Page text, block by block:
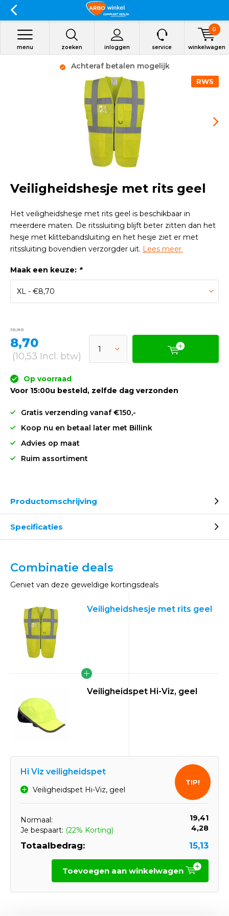
zoeken inloggen
menu service winkelwagen
0
Achteraf betalen mogelijk
RWS
Veiligheidshesje met rits geel
Het veiligheidshesje met rits geel is beschikbaar in
meerdere maten. De ritssluiting blijft beter zitten dan het
hesje met klittebandsluiting en het hesje ziet er met
ritssluiting bovendien verzorgder uit. Lees meer.
Maak een keuze: *
10,90
8,70
(10,53 Incl. btw)
Op voorraad
Voor 15:00u besteld, zelfde dag verzonden
Gratis verzending vanaf €150,-
Koop nu en betaal later met Billink
Advies op maat
Ruim assortiment
Productomschrijving
Specificaties
Combinatie deals
Geniet van deze geweldige kortingsdeals
Veiligheidshesje met rits geel
Veiligheidspet Hi-Viz, geel
Hi Viz veiligheidspet
Veiligheidspet Hi-Viz, geel
Normaal:
19,41
Je bespaart: (22% Korting) 4,28
Totaalbedrag: 15,13
TIP!
Toevoegen aan winkelwagen